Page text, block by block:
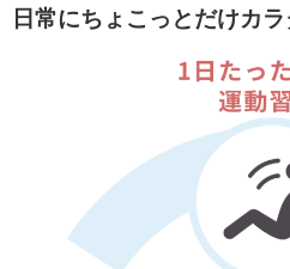
日常にちょこっとだけカ